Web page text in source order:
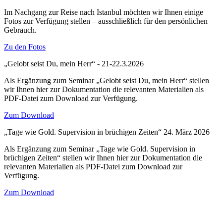
Im Nachgang zur Reise nach Istanbul möchten wir Ihnen einige
Fotos zur Verfügung stellen – ausschließlich für den persönlichen
Gebrauch.
Zu den Fotos
„Gelobt seist Du, mein Herr“ - 21-22.3.2026
Als Ergänzung zum Seminar „Gelobt seist Du, mein Herr“ stellen
wir Ihnen hier zur Dokumentation die relevanten Materialien als
PDF-Datei zum Download zur Verfügung.
Zum Download
„Tage wie Gold. Supervision in brüchigen Zeiten“ 24. März 2026
Als Ergänzung zum Seminar „Tage wie Gold. Supervision in
brüchigen Zeiten“ stellen wir Ihnen hier zur Dokumentation die
relevanten Materialien als PDF-Datei zum Download zur
Verfügung.
Zum Download